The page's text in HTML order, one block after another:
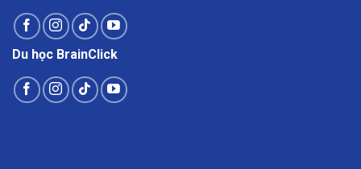
Du học BrainClick